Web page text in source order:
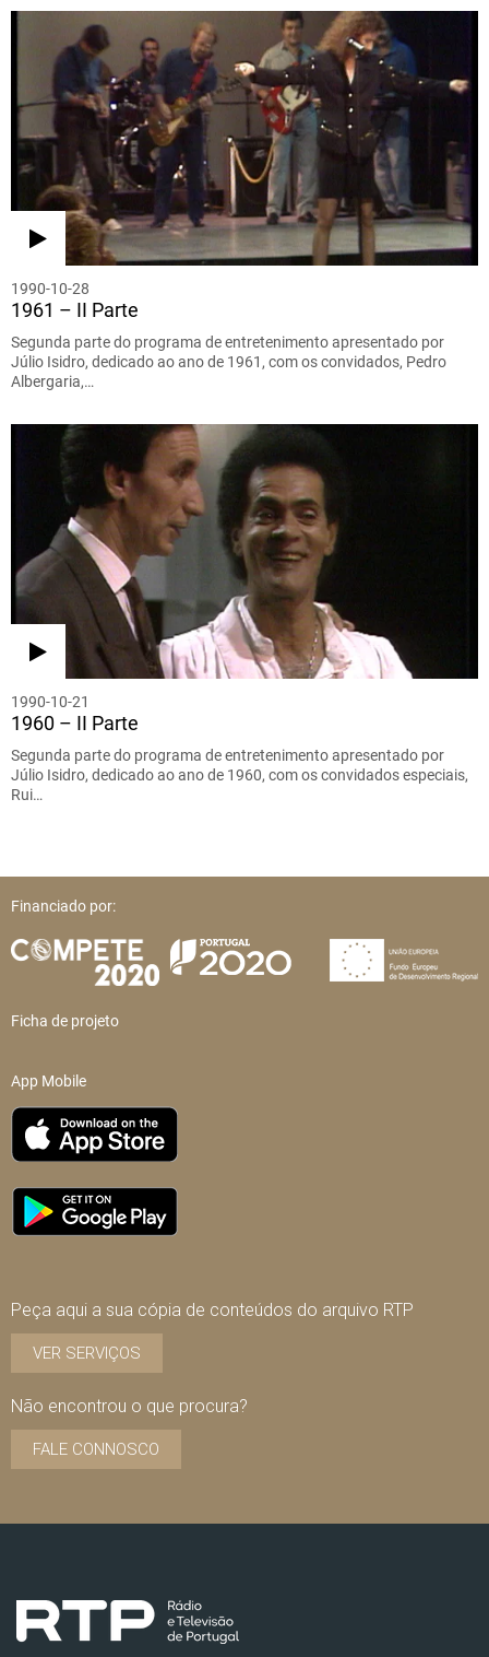
1990-10-28
1961 – II Parte
Segunda parte do programa de entretenimento apresentado por
Júlio Isidro, dedicado ao ano de 1961, com os convidados, Pedro
Albergaria,…
1990-10-21
1960 – II Parte
Segunda parte do programa de entretenimento apresentado por
Júlio Isidro, dedicado ao ano de 1960, com os convidados especiais,
Rui…
Financiado por:
Ficha de projeto
App Mobile
Peça aqui a sua cópia de conteúdos do arquivo RTP
VER SERVIÇOS
Não encontrou o que procura?
FALE CONNOSCO